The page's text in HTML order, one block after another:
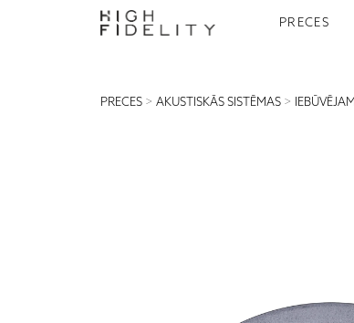
PRECES
PRECES > AKUSTISKĀS SISTĒMAS >